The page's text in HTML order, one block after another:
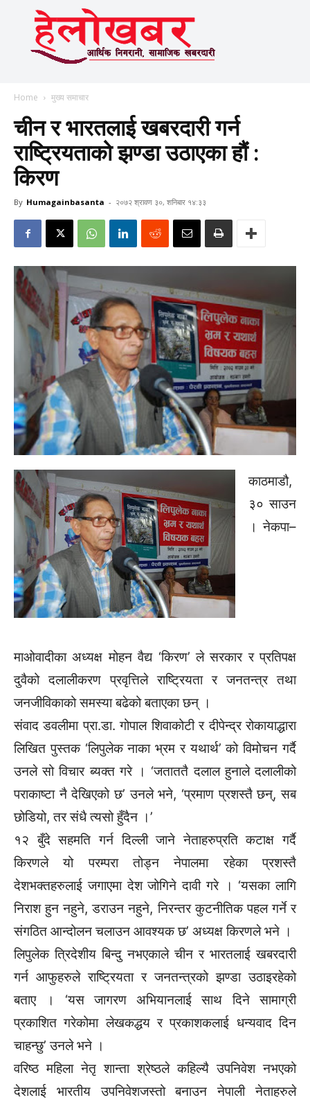
Home मुख्य समाचार
चीन र भारतलाई खबरदारी गर्न
राष्ट्रियताको झण्डा उठाएका हौं :
किरण
By Humagainbasanta - २०७२ श्रावण ३०, शनिबार १४:३३
काठमाडौ,
३० साउन
। नेकपा–
माओवादीका अध्यक्ष मोहन वैद्य ‘किरण’ ले सरकार र प्रतिपक्ष
दुवैको दलालीकरण प्रवृत्तिले राष्ट्रियता र जनतन्त्र तथा
जनजीविकाको समस्या बढेको बताएका छन् ।
संवाद डवलीमा प्रा.डा. गोपाल शिवाकोटी र दीपेन्द्र रोकायाद्धारा
लिखित पुस्तक ‘लिपुलेक नाका भ्रम र यथार्थ’ को विमोचन गर्दै
उनले सो विचार ब्यक्त गरे । ‘जताततै दलाल हुनाले दलालीको
पराकाष्टा नै देखिएको छ’ उनले भने, ‘प्रमाण प्रशस्तै छन्, सब
छोडियो, तर संधै त्यसो हुँदैन ।’
१२ बुँदे सहमति गर्न दिल्ली जाने नेताहरुप्रति कटाक्ष गर्दै
किरणले यो परम्परा तोड्न नेपालमा रहेका प्रशस्तै
देशभक्तहरुलाई जगाएमा देश जोगिने दावी गरे । ‘यसका लागि
निराश हुन नहुने, डराउन नहुने, निरन्तर कुटनीतिक पहल गर्ने र
संगठित आन्दोलन चलाउन आवश्यक छ’ अध्यक्ष किरणले भने ।
लिपुलेक त्रिदेशीय बिन्दु नभएकाले चीन र भारतलाई खबरदारी
गर्न आफुहरुले राष्ट्रियता र जनतन्त्रको झण्डा उठाइरहेको
बताए । ‘यस जागरण अभियानलाई साथ दिने सामाग्री
प्रकाशित गरेकोमा लेखकद्धय र प्रकाशकलाई धन्यवाद दिन
चाहन्छु’ उनले भने ।
वरिष्ठ महिला नेतृ शान्ता श्रेष्ठले कहिल्यै उपनिवेश नभएको
देशलाई भारतीय उपनिवेशजस्तो बनाउन नेपाली नेताहरुले